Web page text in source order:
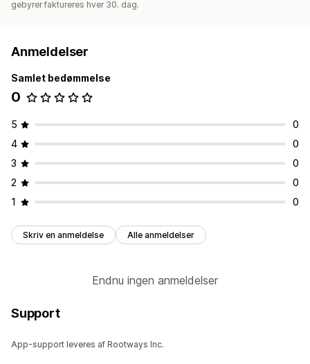
gebyrer faktureres hver 30. dag.
Anmeldelser
Samlet bedømmelse
0
5
0
4
0
3
0
2
0
1
0
Skriv en anmeldelse Alle anmeldelser
Endnu ingen anmeldelser
Support
App-support leveres af Rootways Inc.